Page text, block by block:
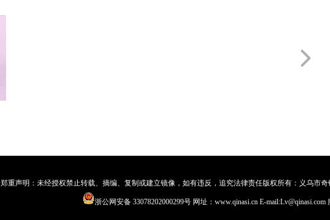
郑重声明：未经授权禁止转载、摘编、复制或建立镜像，如有违反，追究法律责任版权所有：义乌市奇
浙公网安备 33078202000299号 网址：www.qinasi.cn E-